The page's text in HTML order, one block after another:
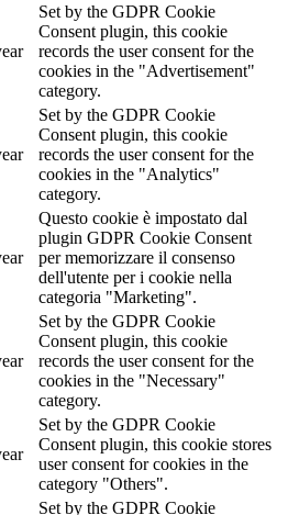
Set by the GDPR Cookie
Consent plugin, this cookie
records the user consent for the
cookies in the "Advertisement"
category.
Set by the GDPR Cookie
Consent plugin, this cookie
records the user consent for the
cookies in the "Analytics"
category.
Questo cookie è impostato dal
plugin GDPR Cookie Consent
per memorizzare il consenso
dell'utente per i cookie nella
categoria "Marketing".
Set by the GDPR Cookie
Consent plugin, this cookie
records the user consent for the
cookies in the "Necessary"
category.
Set by the GDPR Cookie
Consent plugin, this cookie stores
user consent for cookies in the
category "Others".
Set by the GDPR Cookie